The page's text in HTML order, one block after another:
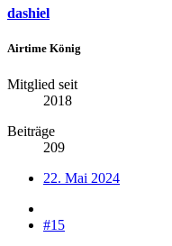
dashiel
Airtime König
Mitglied seit
2018
Beiträge
209
22. Mai 2024
#15